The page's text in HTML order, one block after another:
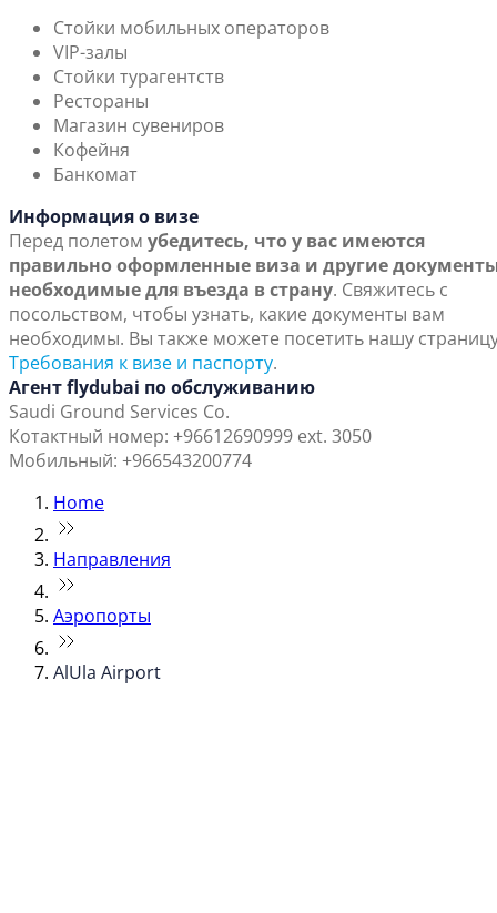
Стойки мобильных операторов
VIP-залы
Стойки турагентств
Рестораны
Магазин сувениров
Кофейня
Банкомат
Информация о визе
Перед полетом убедитесь, что у вас имеются
правильно оформленные виза и другие
необходимые для въезда в страну. Свяжитесь с
посольством, чтобы узнать, какие документы вам
необходимы. Вы также можете посетить нашу
Требования к визе и паспорту.
Агент flydubai по обслуживанию
Saudi Ground Services Co.
Котактный номер: +96612690999 ext. 3050
Мобильный: +966543200774
Home
Направления
Аэропорты
AlUla Airport